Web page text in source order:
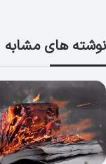
نوشته های مشابه